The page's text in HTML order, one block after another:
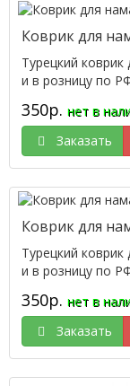
Коврик для
Турецкий
и в розницу по
350р. нет в
Заказать
Коврик для
Турецкий
и в розницу по
350р. нет в
Заказать